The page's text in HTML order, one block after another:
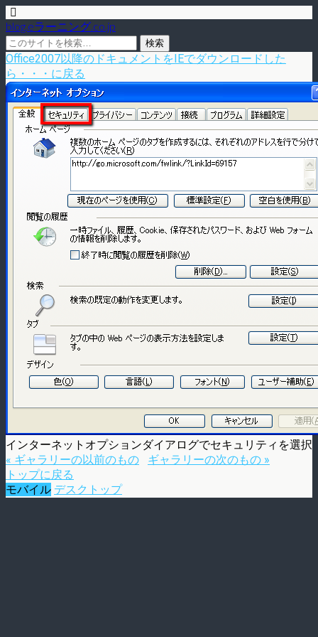
blog.eラーニング.co.jp
Office2007以降のドキュメントをIEでダウンロードした
ら・・・に戻る
インターネットオプションダイアログでセキュリティを選択
« ギャラリーの以前のもの
ギャラリーの次のもの »
トップに戻る
モバイル デスクトップ